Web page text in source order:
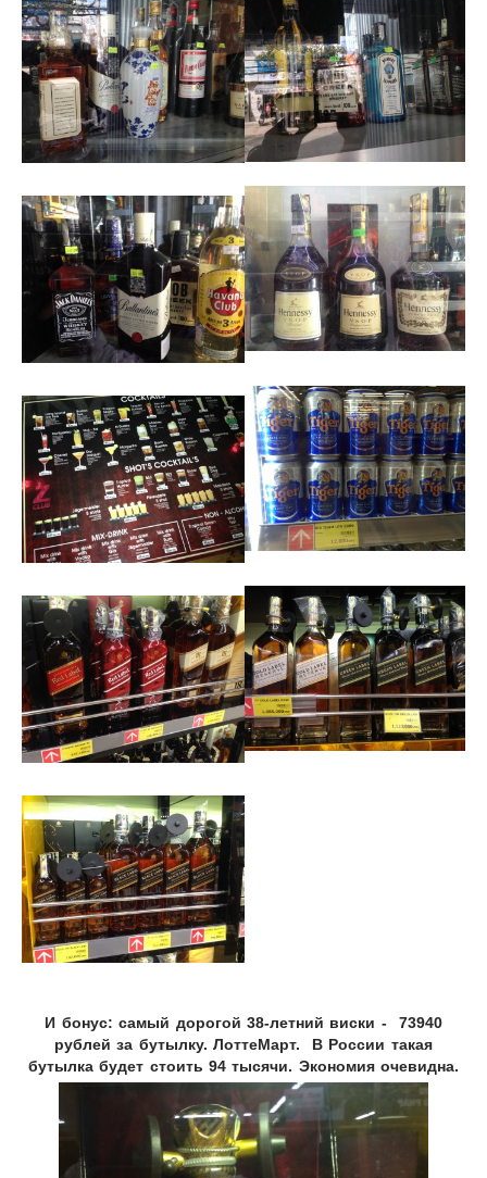
И бонус: самый дорогой 38-летний виски -
73940
рублей за бутылку. ЛоттеМарт.
В России такая
бутылка будет стоить 94 тысячи. Экономия очевидна.